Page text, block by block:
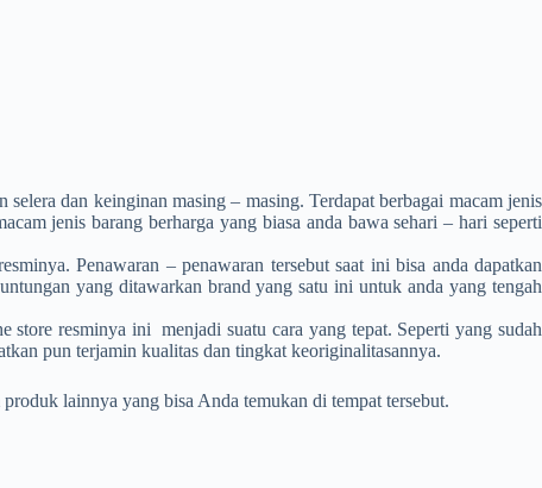
dan keinginan masing – masing. Terdapat berbagai macam jenis
jenis barang berharga yang biasa anda bawa sehari – hari seperti
Penawaran – penawaran tersebut saat ini bisa anda dapatkan
yang ditawarkan brand yang satu ini untuk anda yang tengah
resminya ini menjadi suatu cara yang tepat. Seperti yang sudah
pun terjamin kualitas dan tingkat keoriginalitasannya.
produk lainnya yang bisa Anda temukan di tempat tersebut.